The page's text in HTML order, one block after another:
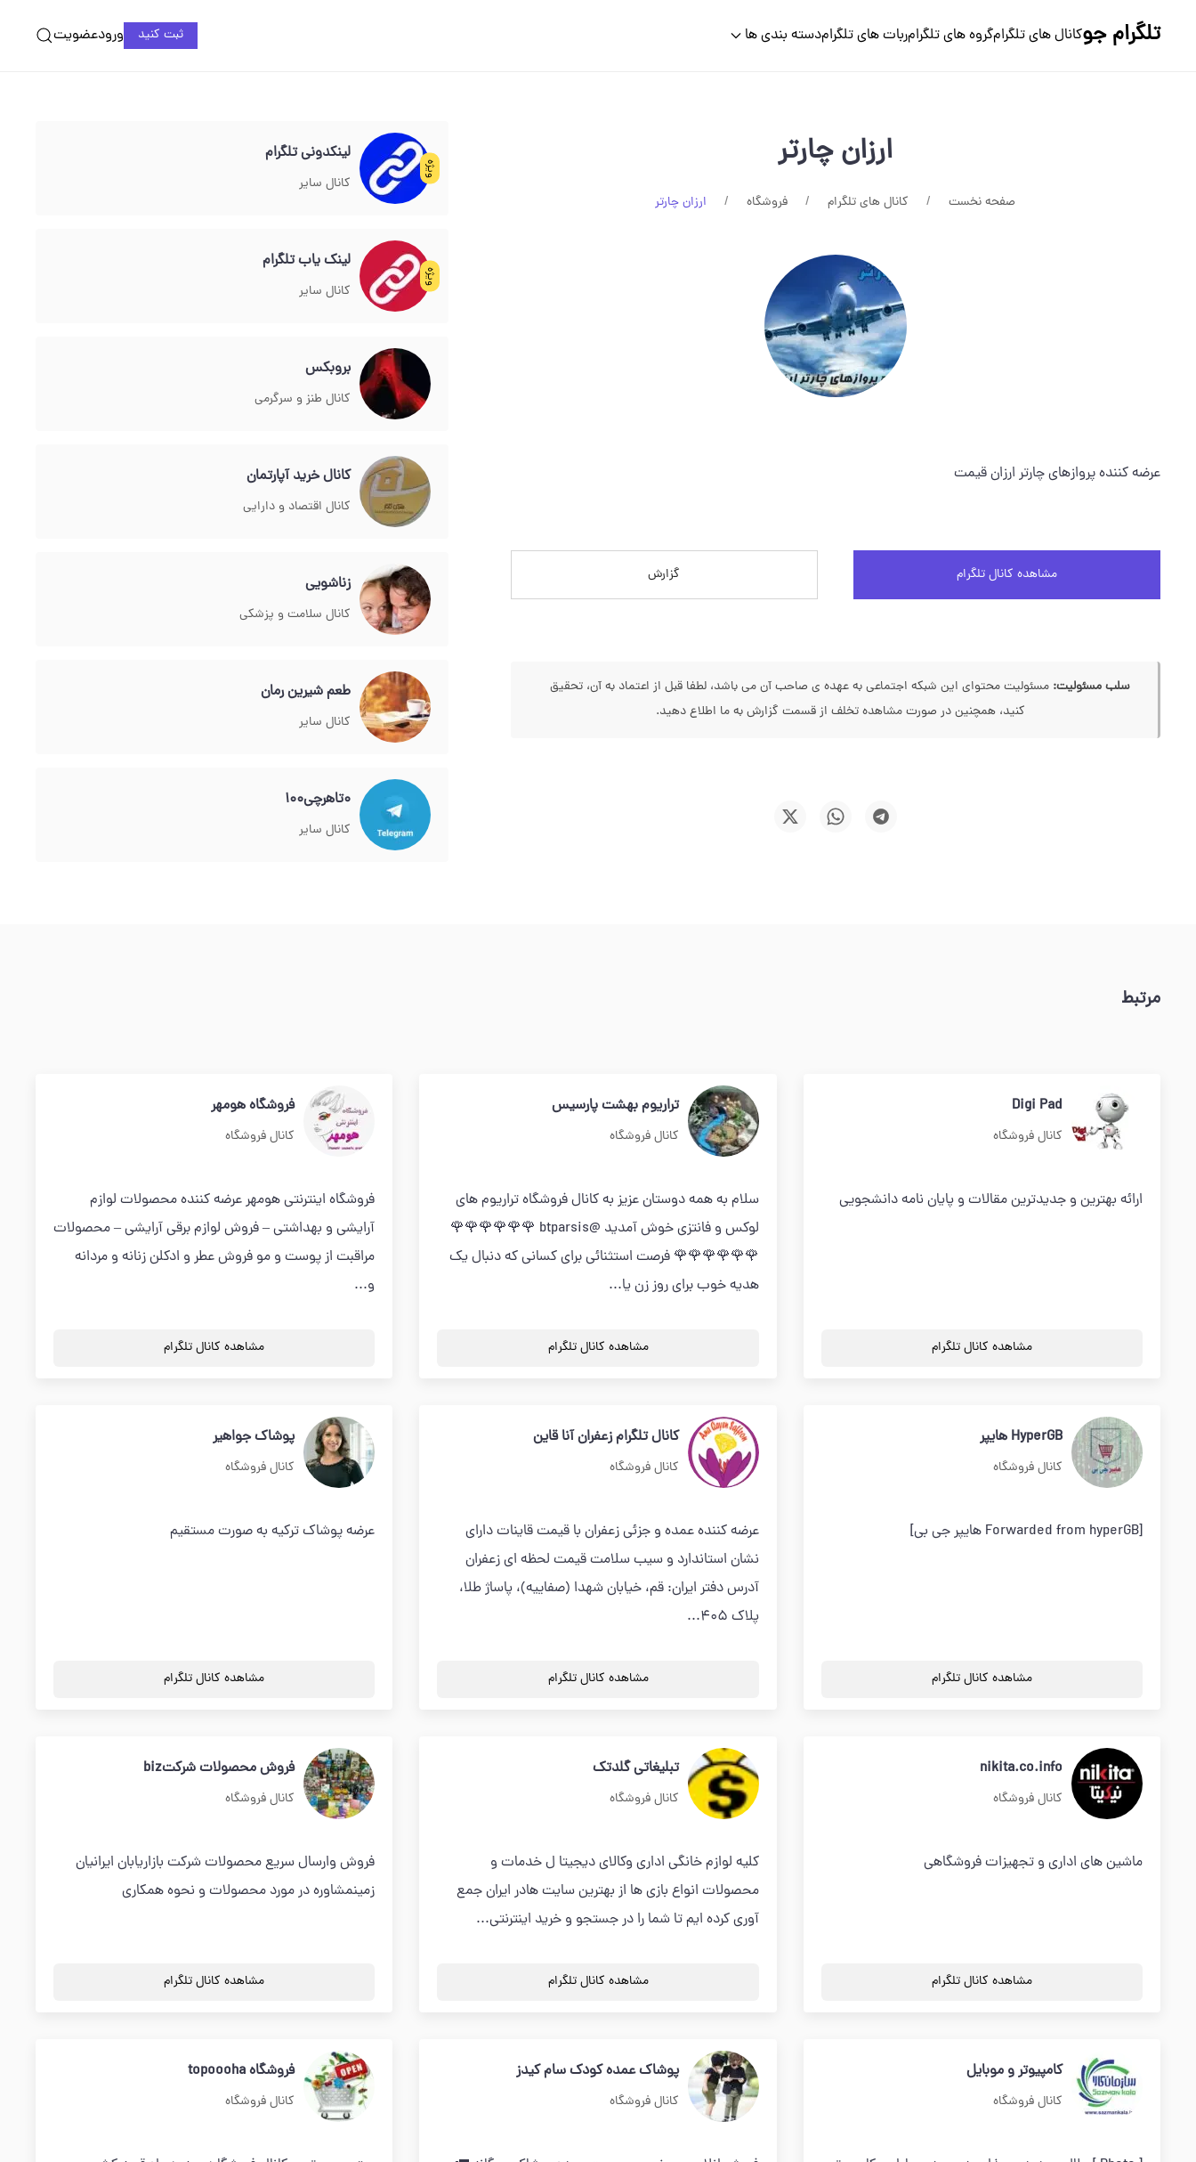
تلگرام جوکانال های تلگرامگروه های تلگرامربات های تلگرامدسته بندی ها ثبت کنید ورودعضویت
ارزان چارتر
صفحه نخست کانال های تلگرام فروشگاه ارزان چارتر
عرضه کننده پروازهای چارتر ارزان قیمت
مشاهده کانال تلگرام گزارش
سلب مسئولیت: مسئولیت محتوای این شبکه اجتماعی به عهده ی صاحب آن می باشد، لطفا قبل از اعتماد به آن، تحقیق
کنید، همچنین در صورت مشاهده تخلف از قسمت گزارش به ما اطلاع دهید.
ویژه
لینکدونی تلگرام
کانال سایر
ویژه
لینک یاب تلگرام
کانال سایر
بروبکس
کانال طنز و سرگرمی
کانال خرید آپارتمان
کانال اقتصاد و دارایی
زناشویی
کانال سلامت و پزشکی
طعم شیرین رمان
کانال سایر
0تاهرچی100
کانال سایر
مرتبط
Digi Pad
کانال فروشگاه
ارائه بهترین و جدیدترین مقالات و پایان نامه دانشجویی
مشاهده کانال تلگرام
تراریوم بهشت پارسیس
کانال فروشگاه
سلام به همه دوستان عزیز به کانال فروشگاه تراریوم های
لوکس و فانتزی خوش آمدید @btparsis 🌹🌹🌹🌹🌹🌹
🌹🌹🌹🌹🌹🌹 فرصت استثنائی برای کسانی که دنبال یک
هدیه خوب برای روز زن یا...
مشاهده کانال تلگرام
فروشگاه هومهر
کانال فروشگاه
فروشگاه اینترنتی هومهر عرضه کننده محصولات لوازم
آرایشی و بهداشتی – فروش لوازم برقی آرایشی – محصولات
مراقبت از پوست و مو فروش عطر و ادکلن زنانه و مردانه
و...
مشاهده کانال تلگرام
HyperGB هایپر
کانال فروشگاه
[Forwarded from hyperGB هایپر جی بی]
مشاهده کانال تلگرام
کانال تلگرام زعفران آنا قاین
کانال فروشگاه
عرضه کننده عمده و جزئی زعفران با قیمت قاینات دارای
نشان استاندارد و سیب سلامت قیمت لحظه ای زعفران
آدرس دفتر ایران: قم، خیابان شهدا (صفاییه)، پاساژ طلا،
پلاک 405...
مشاهده کانال تلگرام
پوشاک جواهیر
کانال فروشگاه
عرضه پوشاک ترکیه به صورت مستقیم
مشاهده کانال تلگرام
nikita.co.info
کانال فروشگاه
ماشین های اداری و تجهیزات فروشگاهی
مشاهده کانال تلگرام
تبلیغاتی گلدتک
کانال فروشگاه
کلیه لوازم خانگی اداری وکالای دیجیتا ل خدمات و
محصولات انواع بازی ها از بهترین سایت هادر ایران جمع
آوری کرده ایم تا شما را در جستجو و خرید اینترنتی...
مشاهده کانال تلگرام
فروش محصولات شرکتbiz
کانال فروشگاه
فروش وارسال سریع محصولات شرکت بازاریابان ایرانیان
زمینمشاوره در مورد محصولات و نحوه همکاری
مشاهده کانال تلگرام
کامپیوتر و موبایل
کانال فروشگاه
پوشاک عمده کودک سام کیدز
کانال فروشگاه
فروشگاه topoooha
کانال فروشگاه